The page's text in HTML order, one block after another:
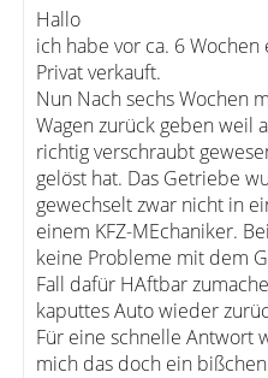
Hallo
ich habe vor ca. 6 Wochen
Privat verkauft.
Nun Nach sechs Wochen
Wagen zurück geben weil
richtig verschraubt
gelöst hat. Das Getriebe
gewechselt zwar nicht in
einem KFZ-MEchaniker.
keine Probleme mit dem
Fall dafür HAftbar
kaputtes Auto wieder
Für eine schnelle Antwort
mich das doch ein